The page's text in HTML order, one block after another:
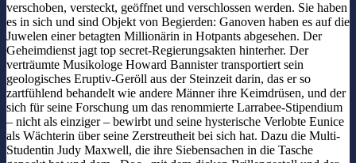
verschoben, versteckt, geöffnet und verschlossen werden. Sie haben
es in sich und sind Objekt von Begierden: Ganoven haben es auf die
Juwelen einer betagten Millionärin in Hotpants abgesehen. Der
Geheimdienst jagt top secret-Regierungsakten hinterher. Der
verträumte Musikologe Howard Bannister transportiert sein
geologisches Eruptiv-Geröll aus der Steinzeit darin, das er so
zartfühlend behandelt wie andere Männer ihre Keimdrüsen, und der
sich für seine Forschung um das renommierte Larrabee-Stipendium
– nicht als einziger – bewirbt und seine hysterische Verlobte Eunice
als Wächterin über seine Zerstreutheit bei sich hat. Dazu die Multi-
Studentin Judy Maxwell, die ihre Siebensachen in die Tasche